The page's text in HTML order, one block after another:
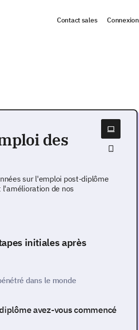
Contact sales Connexion
des
sur l'emploi post-diplôme
l'amélioration de nos
initiales après
dans le monde
avez-vous commencé